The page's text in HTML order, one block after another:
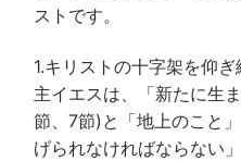
ストです。
1.キリストの十字架を
主イエスは、「新たに生
節、7節)と「地上のこと
げられなければならない